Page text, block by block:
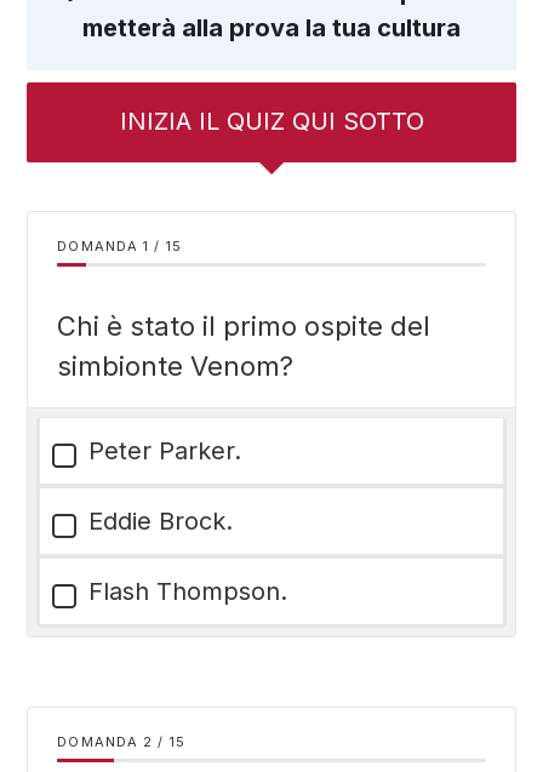
metterà alla prova la tua cultura
INIZIA IL QUIZ QUI SOTTO
DOMANDA / 15
Chi è stato il primo ospite del
simbionte Venom?
Peter Parker.
Eddie Brock.
Flash Thompson.
DOMANDA / 15